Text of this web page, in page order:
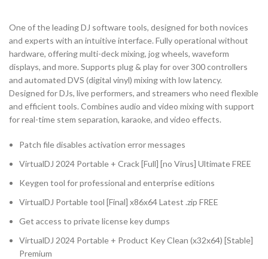
One of the leading DJ software tools, designed for both novices
and experts with an intuitive interface. Fully operational without
hardware, offering multi-deck mixing, jog wheels, waveform
displays, and more. Supports plug & play for over 300 controllers
and automated DVS (digital vinyl) mixing with low latency.
Designed for DJs, live performers, and streamers who need flexible
and efficient tools. Combines audio and video mixing with support
for real-time stem separation, karaoke, and video effects.
Patch file disables activation error messages
VirtualDJ 2024 Portable + Crack [Full] [no Virus] Ultimate FREE
Keygen tool for professional and enterprise editions
VirtualDJ Portable tool [Final] x86x64 Latest .zip FREE
Get access to private license key dumps
VirtualDJ 2024 Portable + Product Key Clean (x32x64) [Stable]
Premium